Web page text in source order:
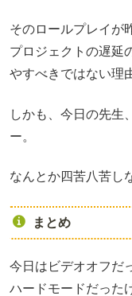
そのロールプレイが
プロジェクトの遅延
やすべきではない理
しかも、今日の先生
ー。
なんとか四苦八苦し
まとめ
今日はビデオオフだ
ハードモードだった